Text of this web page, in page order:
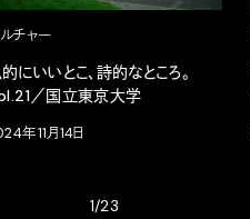
チャー
にいいとこ、詩的なところ。
／国立東京大学
年11月14日
1/23